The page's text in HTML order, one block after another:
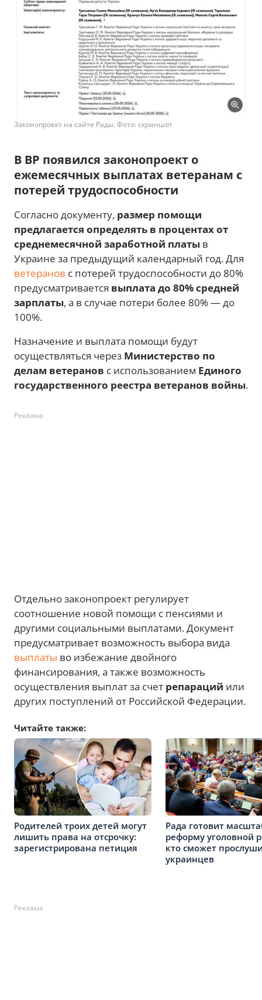
Законопроект на сайте Рады. Фото: скриншот
В ВР появился законопроект о
ежемесячных выплатах ветеранам с
потерей трудоспособности
Согласно документу, размер помощи
предлагается определять в процентах от
среднемесячной заработной платы в
Украине за предыдущий календарный год. Для
ветеранов с потерей трудоспособности до 80%
предусматривается выплата до 80% средней
зарплаты, а в случае потери более 80% — до
100%.
Назначение и выплата помощи будут
осуществляться через Министерство по
делам ветеранов с использованием Единого
государственного реестра ветеранов войны.
Реклама
Отдельно законопроект регулирует
соотношение новой помощи с пенсиями и
другими социальными выплатами. Документ
предусматривает возможность выбора вида
выплаты во избежание двойного
финансирования, а также возможность
осуществления выплат за счет репараций или
других поступлений от Российской Федерации.
Читайте также:
Родителей троих детей могут
лишить права на отсрочку:
зарегистрирована петиция
Рада готовит
реформу уголовной
кто сможет
украинцев
Реклама